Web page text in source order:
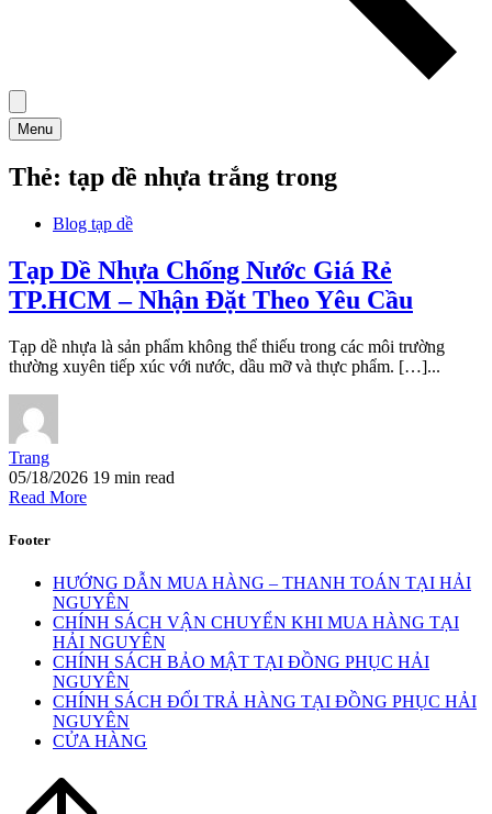
Menu
Thẻ: tạp dề nhựa trắng trong
Blog tạp dề
Tạp Dề Nhựa Chống Nước Giá Rẻ
TP.HCM – Nhận Đặt Theo Yêu Cầu
Tạp dề nhựa là sản phẩm không thể thiếu trong các môi trường
thường xuyên tiếp xúc với nước, dầu mỡ và thực phẩm. […]...
Trang
05/18/2026 19 min read
Read More
Footer
HƯỚNG DẪN MUA HÀNG – THANH TOÁN TẠI HẢI
NGUYÊN
CHÍNH SÁCH VẬN CHUYỂN KHI MUA HÀNG TẠI
HẢI NGUYÊN
CHÍNH SÁCH BẢO MẬT TẠI ĐỒNG PHỤC HẢI
NGUYÊN
CHÍNH SÁCH ĐỔI TRẢ HÀNG TẠI ĐỒNG PHỤC HẢI
NGUYÊN
CỬA HÀNG